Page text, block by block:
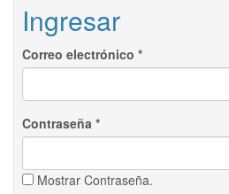
Ingresar
Correo electrónico *
Contraseña *
Mostrar Contraseña.